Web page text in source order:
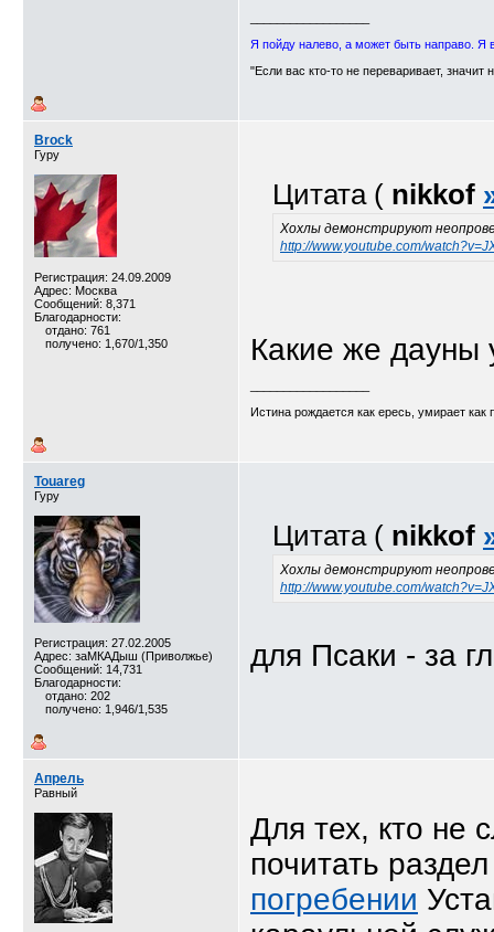
Я пойду налево, а может быть направо. Я
"Если вас кто-то не переваривает, значит
Brock
Гуру
Регистрация: 24.09.2009
Адрес: Москва
Сообщений: 8,371
Благодарности:
отдано: 761
получено: 1,670/1,350
Цитата ( nikkof
Хохлы демонстрируют
http://www.youtube.com/
Какие же дауны
Истина рождается как ересь, умирает как
Touareg
Гуру
Регистрация: 27.02.2005
Адрес: заМКАДыш (Приволжье)
Сообщений: 14,731
Благодарности:
отдано: 202
получено: 1,946/1,535
Цитата ( nikkof
Хохлы демонстрируют
http://www.youtube.com/
для Псаки - за
Апрель
Равный
Для тех, кто не
почитать
погребении